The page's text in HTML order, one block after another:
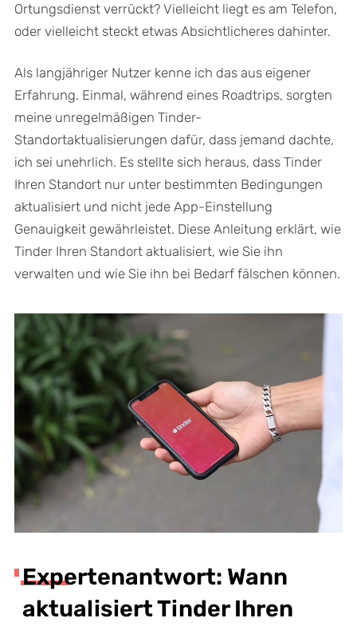
Ortungsdienst verrückt? Vielleicht liegt es am Telefon,
oder vielleicht steckt etwas Absichtlicheres dahinter.
Als langjähriger Nutzer kenne ich das aus eigener
Erfahrung. Einmal, während eines Roadtrips, sorgten
meine unregelmäßigen Tinder-
Standortaktualisierungen dafür, dass jemand dachte,
ich sei unehrlich. Es stellte sich heraus, dass Tinder
Ihren Standort nur unter bestimmten Bedingungen
aktualisiert und nicht jede App-Einstellung
Genauigkeit gewährleistet. Diese Anleitung erklärt, wie
Tinder Ihren Standort aktualisiert, wie Sie ihn
verwalten und wie Sie ihn bei Bedarf fälschen können.
Expertenantwort: Wann
aktualisiert Tinder Ihren